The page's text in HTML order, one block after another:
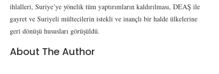
ihlalleri, Suriye’ye yönelik tüm yaptırımların kaldırılması, DEAŞ ile
gayret ve Suriyeli mültecilerin istekli ve inançlı bir halde ülkelerine
geri dönüşü hususları görüşüldü.
About The Author